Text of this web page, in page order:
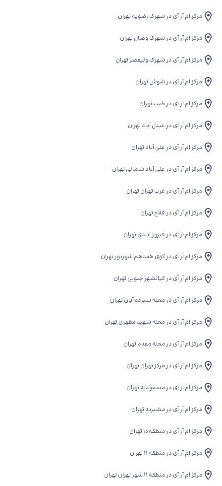
مرکز ام آر آی در شهرک رضویه تهران
مرکز ام آر آی در شهرک وصال تهران
مرکز ام آر آی در شهرک ولیعصر تهران
مرکز ام آر آی در شوش تهران
مرکز ام آر آی در طیب تهران
مرکز ام آر آی در عبدل آباد تهران
مرکز ام آر آی در علی آباد تهران
مرکز ام آر آی در علی آباد شمالی تهران
مرکز ام آر آی در غرب تهران تهران
مرکز ام آر آی در فلاح تهران
مرکز ام آر آی در فیروز آبادی تهران
مرکز ام آر آی در کوی هفدهم شهریور تهران
مرکز ام آر آی در کیانشهر جنوبی تهران
مرکز ام آر آی در محله سیزده آبان تهران
مرکز ام آر آی در محله شهید مطهری تهران
مرکز ام آر آی در محله مقدم تهران
مرکز ام آر آی در مرکز تهران تهران
مرکز ام آر آی در مسعودیه تهران
مرکز ام آر آی در مشیریه تهران
مرکز ام آر آی در منطقه 10 تهران
مرکز ام آر آی در منطقه 11 تهران
مرکز ام آر آی در منطقه ۱۱ شهر تهران تهران